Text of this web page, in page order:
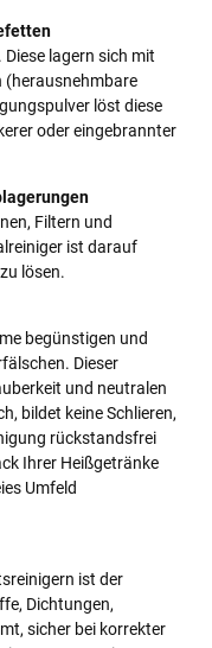
lagern sich mit
(herausnehmbare
löst diese
oder eingebrannter
Filtern und
ist darauf
lösen.
begünstigen und
Dieser
und neutralen
bildet keine Schlieren,
rückstandsfrei
Ihrer Heißgetränke
Umfeld
ist der
Dichtungen,
sicher bei korrekter